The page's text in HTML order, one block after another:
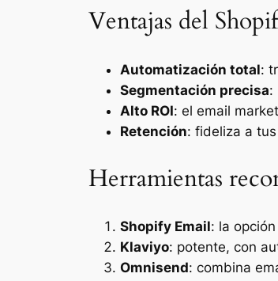
Ventajas del
Automatización total:
Segmentación precisa:
Alto ROI: el email
Retención: fideliza a
Herramientas
Shopify Email: la
Klaviyo: potente, con
Omnisend: combina